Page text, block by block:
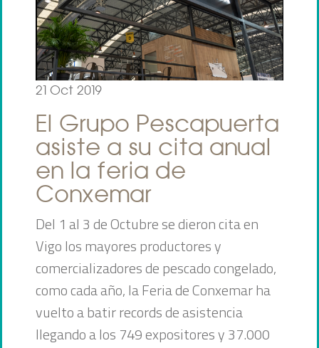
21 Oct 2019
El Grupo Pescapuerta
asiste a su cita anual
en la feria de
Conxemar
Del 1 al 3 de Octubre se dieron cita en
Vigo los mayores productores y
comercializadores de pescado congelado,
como cada año, la Feria de Conxemar ha
vuelto a batir records de asistencia
llegando a los 749 expositores y 37.000